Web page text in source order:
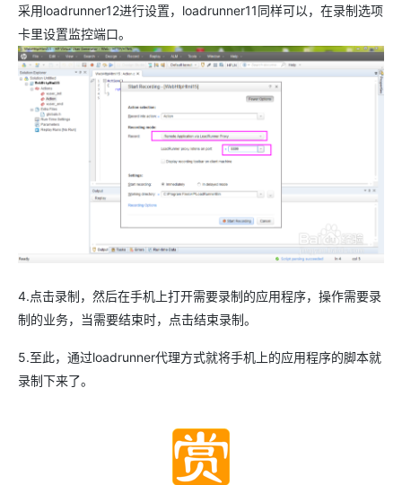
采用loadrunner12进行设置，loadrunner11同样可以，在录制选项
卡里设置监控端口。
4.点击录制，然后在手机上打开需要录制的应用程序，操作需要录
制的业务，当需要结束时，点击结束录制。
5.至此，通过loadrunner代理方式就将手机上的应用程序的脚本就
录制下来了。